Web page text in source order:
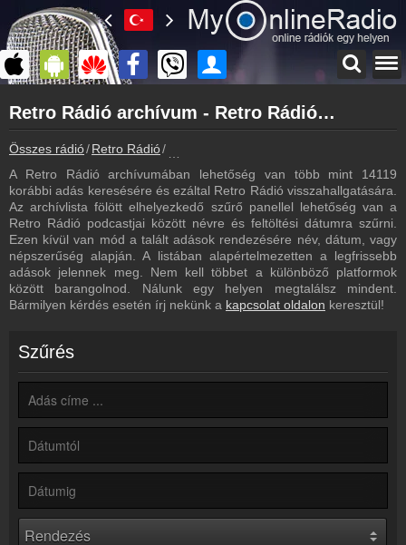
myonlineradio.hu
Retro Rádió
Vissza a Retro Rádió oldalára
Bejelentkezés
Hozz létre saját fiókot!
Most szól
Tudd meg mi szólt eddig
Frekvenciák
Retro Rádió frekvencia
Retro Rádió műsorai
Webkamera
Retro Rádió webkamera, élőkép
Hírek
Retro Rádió kapcsolatos hírek
Kapcsolat
Írj nekünk!
Partnerek
Rádiós partnerek
Retro Rádió archívum - Retro Rádió podcasts - Retro Rádió visszahallgatás
Összes rádió Retro Rádió
A Retro Rádió archívumában lehetőség van több mint 14119
korábbi adás keresésére és ezáltal Retro Rádió visszahallgatására.
Az archívlista fölött elhelyezkedő szűrő panellel lehetőség van a
Retro Rádió podcastjai között névre és feltöltési dátumra szűrni.
Ezen kívül van mód a talált adások rendezésére név, dátum, vagy
népszerűség alapján. A listában alapértelmezetten a legfrissebb
adások jelennek meg. Nem kell többet a különböző platformok
között barangolnod. Nálunk egy helyen megtalálsz mindent.
Bármilyen kérdés esetén írj nekünk a kapcsolat oldalon keresztül!
Szűrés